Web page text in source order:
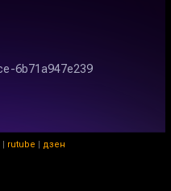
| rutube | дзен